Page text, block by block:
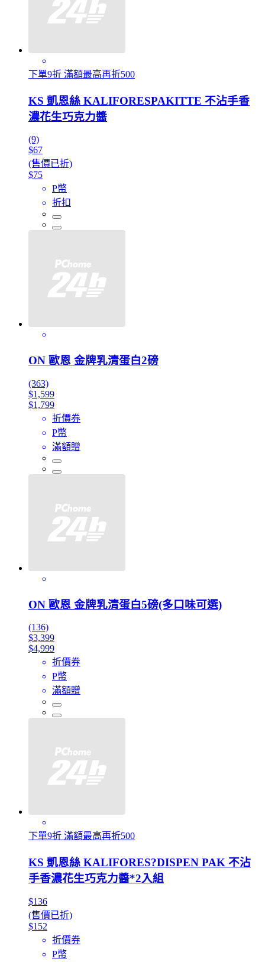
下單9折 滿額最高再折500
KS 凱恩絲 KALIFORESPAKITTE 不沾手香
濃花生巧克力醬
(9)
$67
(售價已折)
$75
P幣
折扣
ON 歐恩 金牌乳清蛋白2磅
(363)
$1,599
$1,799
折價券
P幣
滿額贈
ON 歐恩 金牌乳清蛋白5磅(多口味可選)
(136)
$3,399
$4,999
折價券
P幣
滿額贈
下單9折 滿額最高再折500
KS 凱恩絲 KALIFORES?DISPEN PAK 不沾
手香濃花生巧克力醬*2入組
$136
(售價已折)
$152
折價券
P幣